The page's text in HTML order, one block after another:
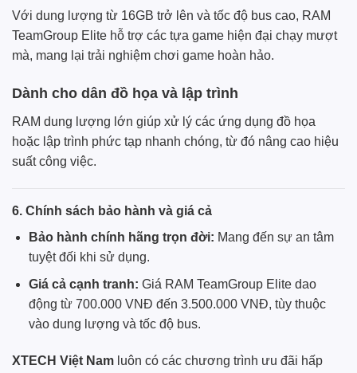
Với dung lượng từ 16GB trở lên và tốc độ bus cao, RAM
TeamGroup Elite hỗ trợ các tựa game hiện đại chạy mượt
mà, mang lại trải nghiệm chơi game hoàn hảo.
Dành cho dân đồ họa và lập trình
RAM dung lượng lớn giúp xử lý các ứng dụng đồ họa
hoặc lập trình phức tạp nhanh chóng, từ đó nâng cao hiệu
suất công việc.
6. Chính sách bảo hành và giá cả
Bảo hành chính hãng trọn đời: Mang đến sự an tâm
tuyệt đối khi sử dụng.
Giá cả cạnh tranh: Giá RAM TeamGroup Elite dao
động từ 700.000 VNĐ đến 3.500.000 VNĐ, tùy thuộc
vào dung lượng và tốc độ bus.
XTECH Việt Nam luôn có các chương trình ưu đãi hấp